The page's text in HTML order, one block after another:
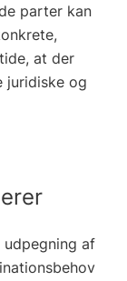
parter kan
at der
juridiske og
af